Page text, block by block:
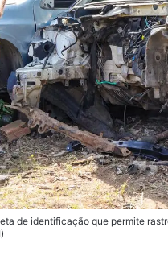
de identificação que permite